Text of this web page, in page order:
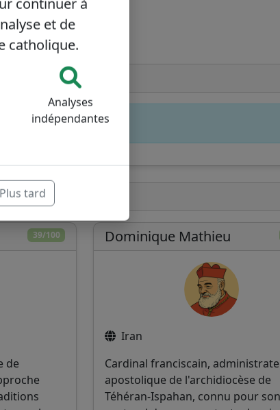
39/100
de
Dominique Mathieu
Iran
Cardinal franciscain,
apostolique de l'archidiocèse de
Téhéran-Ispahan, connu pour
continuer à
et de
catholique.
Analyses
indépendantes
Plus tard